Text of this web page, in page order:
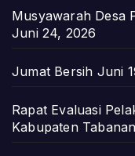
Musyawarah Desa
Juni 24, 2026
Jumat Bersih Juni
Rapat Evaluasi
Kabupaten Tabanan